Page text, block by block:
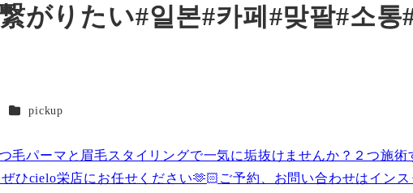
がりたい#일본#카페#맞팔#소통
カテゴリー
pickup